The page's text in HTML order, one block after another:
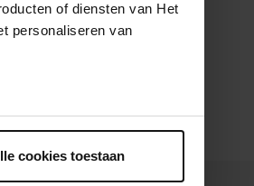
of diensten van Het
personaliseren van
cookies toestaan